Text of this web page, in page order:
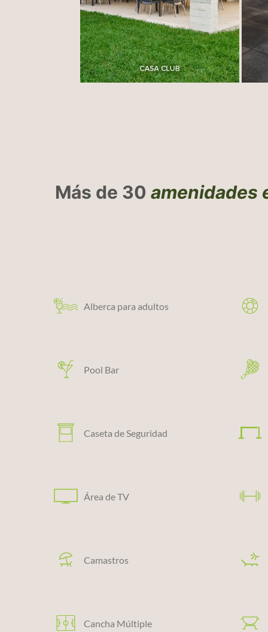
Más de 30 amenidades
Alberca para adultos
Pool Bar
Caseta de Seguridad
Área de TV
Camastros
Cancha Múltiple